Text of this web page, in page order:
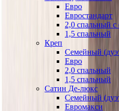
Евро
Евростандарт
2,0 спальный с
1,5 спальный
Креп
Семейный
Евро
2,0 спальный
1,5 спальный
Сатин Де-люкс
Семейный
Евромакси